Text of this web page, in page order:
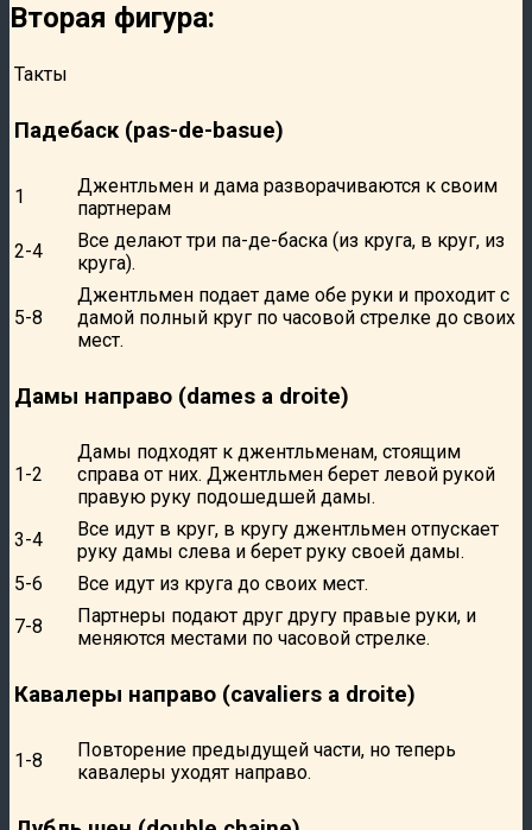
Вторая фигура:
Такты
Падебаск (pas-de-basue)
1
Джентльмен и дама разворачиваются к своим
партнерам
2-4
Все делают три па-де-баска (из круга, в круг, из
круга).
5-8
Джентльмен подает даме обе руки и проходит с
дамой полный круг по часовой стрелке до своих
мест.
Дамы направо (dames a droite)
1-2
Дамы подходят к джентльменам, стоящим
справа от них. Джентльмен берет левой рукой
правую руку подошедшей дамы.
3-4
Все идут в круг, в кругу джентльмен отпускает
руку дамы слева и берет руку своей дамы.
5-6
Все идут из круга до своих мест.
7-8
Партнеры подают друг другу правые руки, и
меняются местами по часовой стрелке.
Кавалеры направо (cavaliers a droite)
1-8
Повторение предыдущей части, но теперь
кавалеры уходят направо.